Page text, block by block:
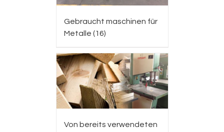
Gebraucht maschinen für
Metalle (16)
Von bereits verwendeten